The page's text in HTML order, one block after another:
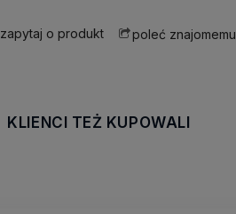
zapytaj o produkt poleć znajomemu
KLIENCI TEŻ KUPOWALI